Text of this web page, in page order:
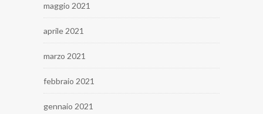
maggio 2021
aprile 2021
marzo 2021
febbraio 2021
gennaio 2021